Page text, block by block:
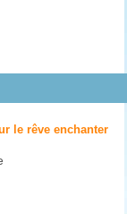
le rêveenchanter